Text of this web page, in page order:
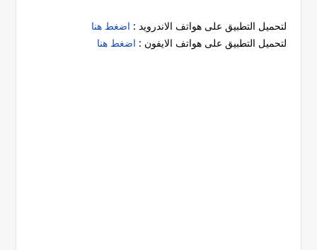
لتحميل التطبيق على هواتف الاندرويد : اضغط هنا
لتحميل التطبيق على هواتف الايفون : اضغط هنا